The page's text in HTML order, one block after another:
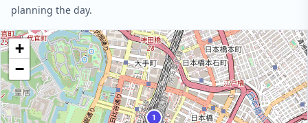
planning the day.
1
+
−